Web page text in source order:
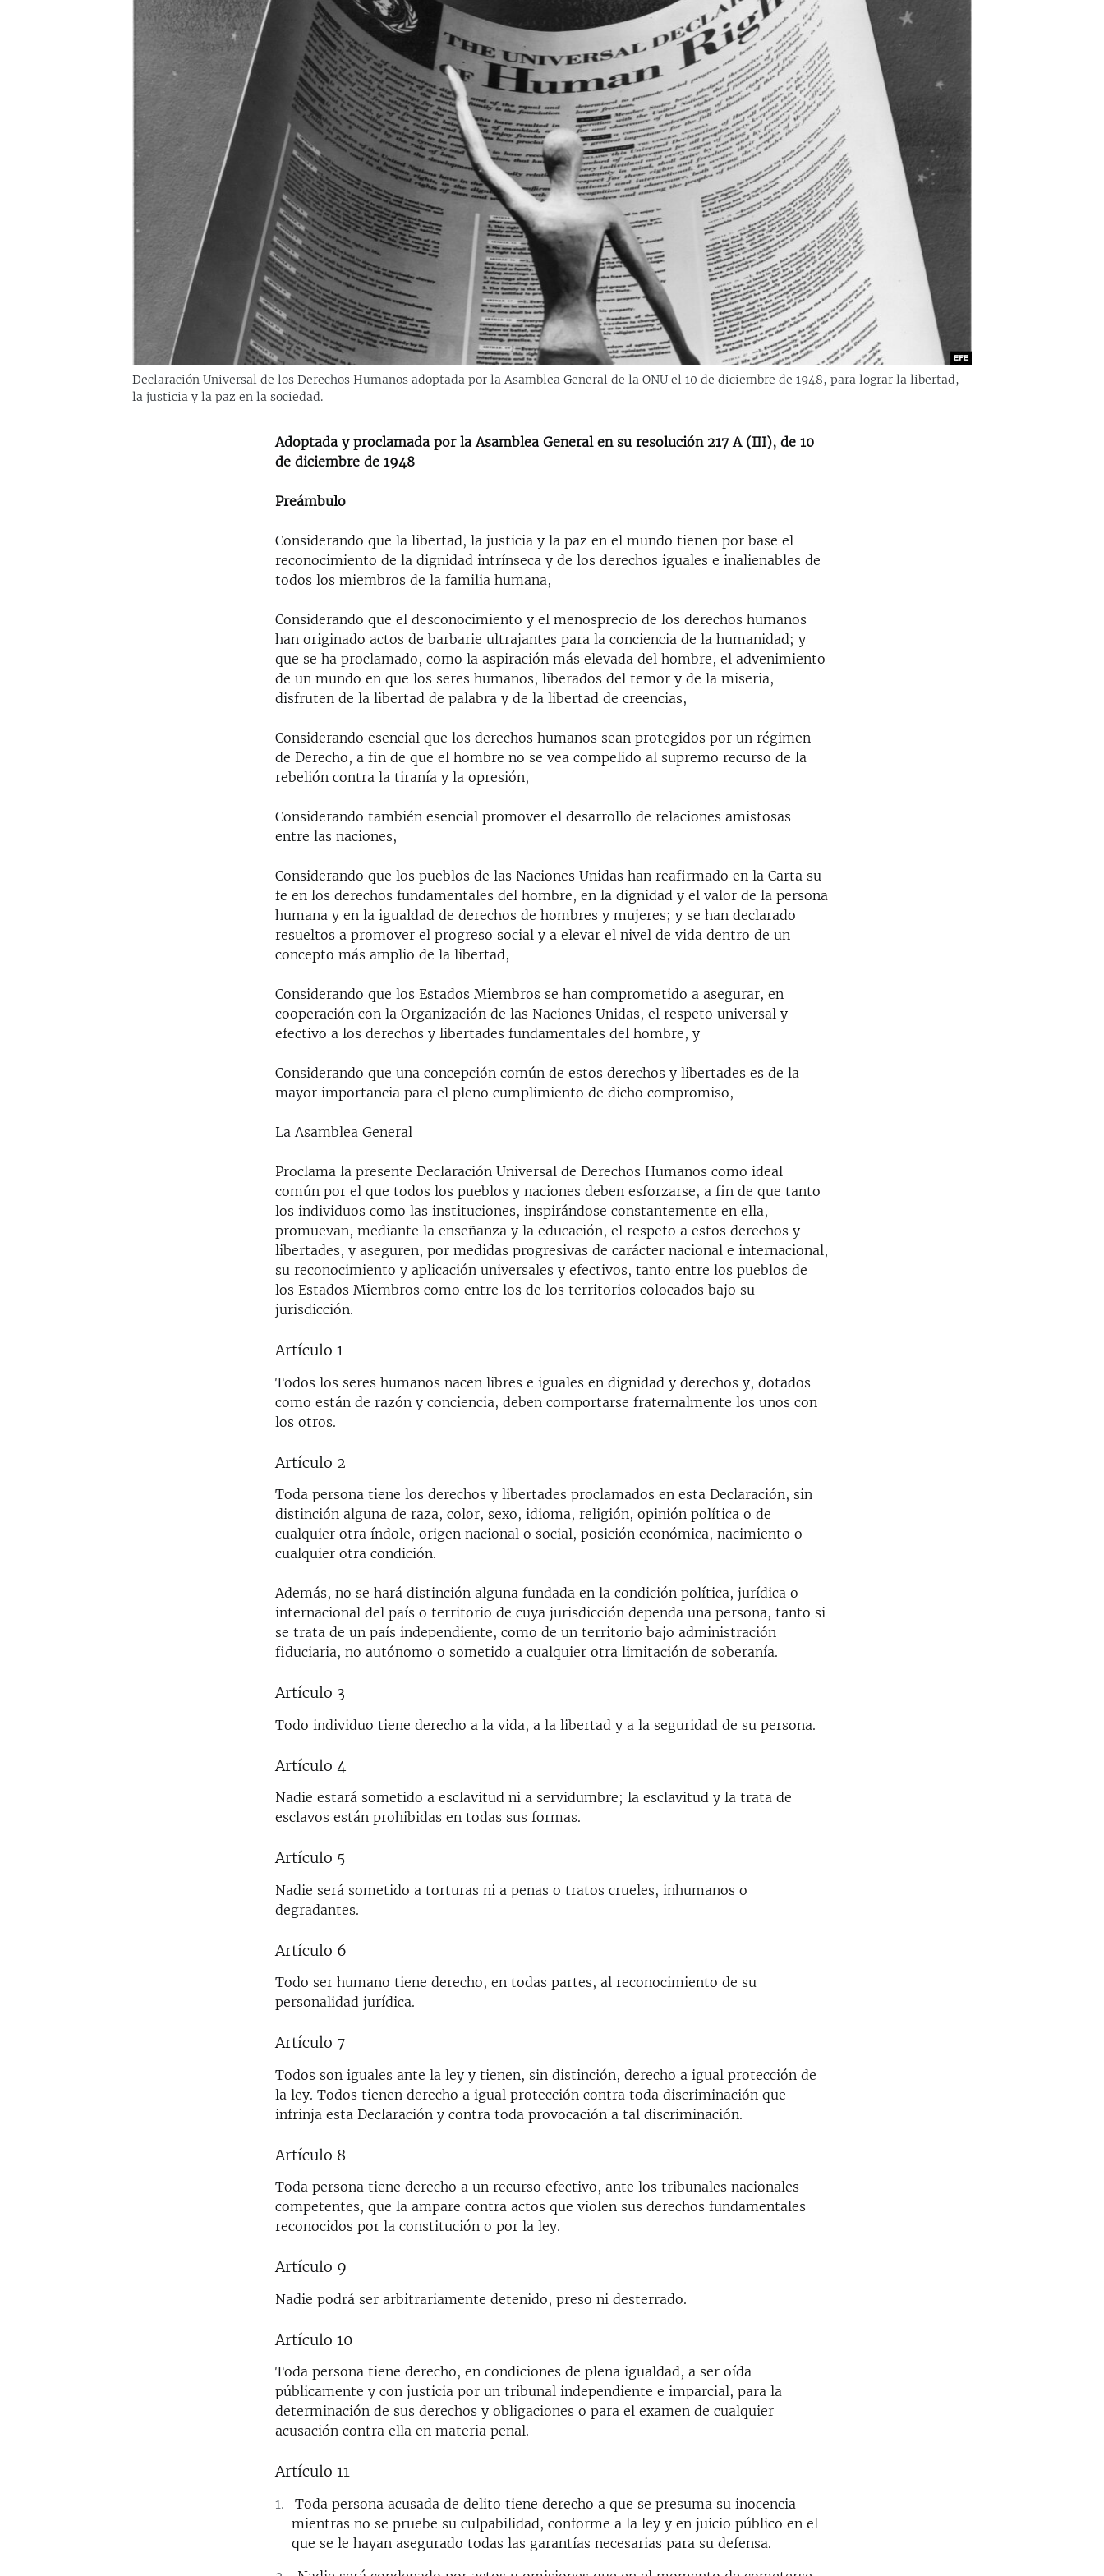
LOS SANTOS DE HIALEAH
DESINFORMACIÓN RUSA EN
LA INVASIÓN DE RUSIA A UCRANIA
Declaración Universal de los Derechos Humanos adoptada por la Asamblea General de la ONU el 10 de diciembre de 1948, para lograr la libertad,
la justicia y la paz en la sociedad.
Adoptada y proclamada por la Asamblea General en su resolución 217 A (III), de 10
de diciembre de 1948
Preámbulo
Considerando que la libertad, la justicia y la paz en el mundo tienen por base el
reconocimiento de la dignidad intrínseca y de los derechos iguales e inalienables de
todos los miembros de la familia humana,
Considerando que el desconocimiento y el menosprecio de los derechos humanos
han originado actos de barbarie ultrajantes para la conciencia de la humanidad; y
que se ha proclamado, como la aspiración más elevada del hombre, el advenimiento
de un mundo en que los seres humanos, liberados del temor y de la miseria,
disfruten de la libertad de palabra y de la libertad de creencias,
Considerando esencial que los derechos humanos sean protegidos por un régimen
de Derecho, a fin de que el hombre no se vea compelido al supremo recurso de la
rebelión contra la tiranía y la opresión,
Considerando también esencial promover el desarrollo de relaciones amistosas
entre las naciones,
Considerando que los pueblos de las Naciones Unidas han reafirmado en la Carta su
fe en los derechos fundamentales del hombre, en la dignidad y el valor de la persona
humana y en la igualdad de derechos de hombres y mujeres; y se han declarado
resueltos a promover el progreso social y a elevar el nivel de vida dentro de un
concepto más amplio de la libertad,
Considerando que los Estados Miembros se han comprometido a asegurar, en
cooperación con la Organización de las Naciones Unidas, el respeto universal y
efectivo a los derechos y libertades fundamentales del hombre, y
Considerando que una concepción común de estos derechos y libertades es de la
mayor importancia para el pleno cumplimiento de dicho compromiso,
La Asamblea General
Proclama la presente Declaración Universal de Derechos Humanos como ideal
común por el que todos los pueblos y naciones deben esforzarse, a fin de que tanto
los individuos como las instituciones, inspirándose constantemente en ella,
promuevan, mediante la enseñanza y la educación, el respeto a estos derechos y
libertades, y aseguren, por medidas progresivas de carácter nacional e internacional,
su reconocimiento y aplicación universales y efectivos, tanto entre los pueblos de
los Estados Miembros como entre los de los territorios colocados bajo su
jurisdicción.
Artículo 1
Todos los seres humanos nacen libres e iguales en dignidad y derechos y, dotados
como están de razón y conciencia, deben comportarse fraternalmente los unos con
los otros.
Artículo 2
Toda persona tiene los derechos y libertades proclamados en esta Declaración, sin
distinción alguna de raza, color, sexo, idioma, religión, opinión política o de
cualquier otra índole, origen nacional o social, posición económica, nacimiento o
cualquier otra condición.
Además, no se hará distinción alguna fundada en la condición política, jurídica o
internacional del país o territorio de cuya jurisdicción dependa una persona, tanto si
se trata de un país independiente, como de un territorio bajo administración
fiduciaria, no autónomo o sometido a cualquier otra limitación de soberanía.
Artículo 3
Todo individuo tiene derecho a la vida, a la libertad y a la seguridad de su persona.
Artículo 4
Nadie estará sometido a esclavitud ni a servidumbre; la esclavitud y la trata de
esclavos están prohibidas en todas sus formas.
Artículo 5
Nadie será sometido a torturas ni a penas o tratos crueles, inhumanos o
degradantes.
Artículo 6
Todo ser humano tiene derecho, en todas partes, al reconocimiento de su
personalidad jurídica.
Artículo 7
Todos son iguales ante la ley y tienen, sin distinción, derecho a igual protección de
la ley. Todos tienen derecho a igual protección contra toda discriminación que
infrinja esta Declaración y contra toda provocación a tal discriminación.
Artículo 8
Toda persona tiene derecho a un recurso efectivo, ante los tribunales nacionales
competentes, que la ampare contra actos que violen sus derechos fundamentales
reconocidos por la constitución o por la ley.
Artículo 9
Nadie podrá ser arbitrariamente detenido, preso ni desterrado.
Artículo 10
Toda persona tiene derecho, en condiciones de plena igualdad, a ser oída
públicamente y con justicia por un tribunal independiente e imparcial, para la
determinación de sus derechos y obligaciones o para el examen de cualquier
acusación contra ella en materia penal.
Artículo 11
Toda persona acusada de delito tiene derecho a que se presuma su inocencia
mientras no se pruebe su culpabilidad, conforme a la ley y en juicio público en el
que se le hayan asegurado todas las garantías necesarias para su defensa.